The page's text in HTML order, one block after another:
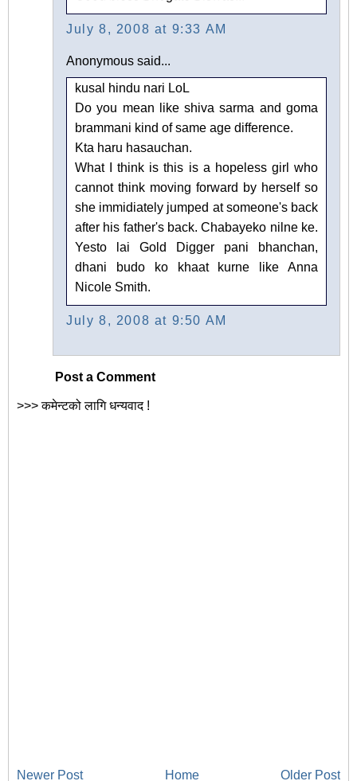
July 8, 2008 at 9:33 AM
Anonymous said...
kusal hindu nari LoL
Do you mean like shiva sarma and goma
brammani kind of same age difference.
Kta haru hasauchan.
What I think is this is a hopeless girl who
cannot think moving forward by herself so
she immidiately jumped at someone's back
after his father's back. Chabayeko nilne ke.
Yesto lai Gold Digger pani bhanchan,
dhani budo ko khaat kurne like Anna
Nicole Smith.
July 8, 2008 at 9:50 AM
Post a Comment
>>> कमेन्टको लागि धन्यवाद !
Newer Post Older Post
Home